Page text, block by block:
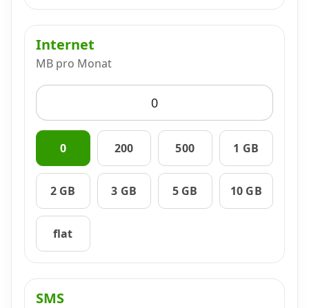
Über uns
Datenschutz·AGB·Impressum
Internet
MB pro Monat
0 200 500 1 GB
2 GB 3 GB 5 GB 10 GB
flat
SMS